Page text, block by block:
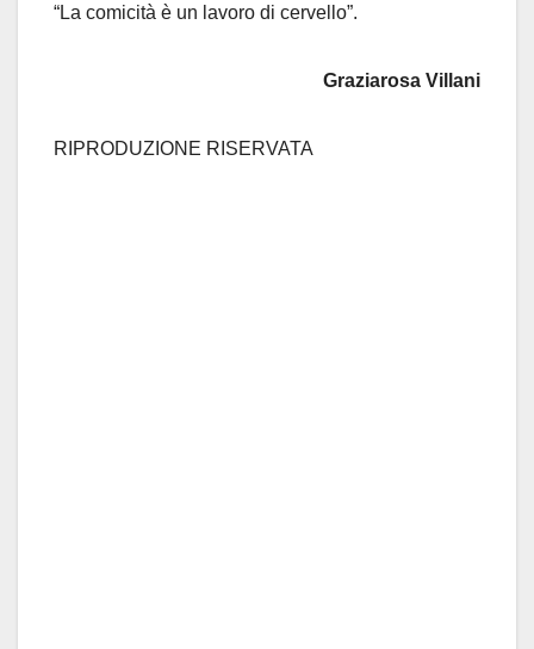
“La comicità è un lavoro di cervello”.
Graziarosa Villani
RIPRODUZIONE RISERVATA